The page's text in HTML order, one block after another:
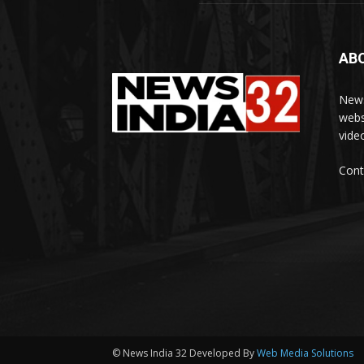
© News India 32 Developed ByWeb Media Solutions